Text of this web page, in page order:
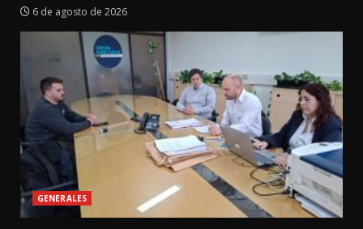
6 de agosto de 2026
GENERALES